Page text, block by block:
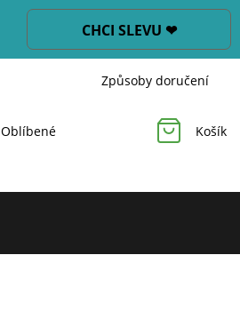
CHCI SLEVU ❤
Způsoby doručení
Oblíbené Košík